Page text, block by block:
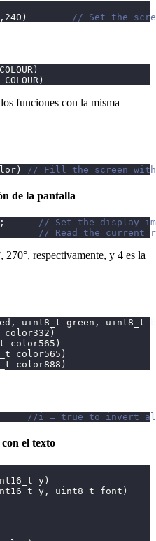
, 240 ) // Set the
)
)
funciones con la misma
) // Fill the screen
de la pantalla
;
// Set the display
// Read the current
270°, respectivamente, y 4 es la
, uint8_t green , uint8_t
color332 )
color565 )
color565 )
color888 )
//i = true to invert
el texto
y)
y , uint8_t font )